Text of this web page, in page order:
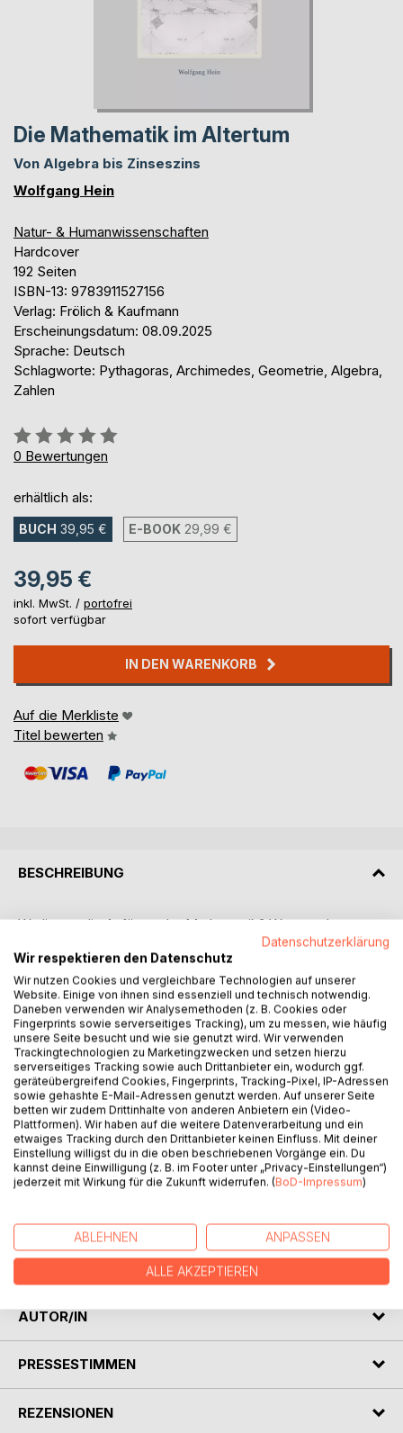
Die Mathematik im Altertum
Von Algebra bis Zinseszins
Wolfgang Hein
Natur- & Humanwissenschaften
Hardcover
192 Seiten
ISBN-13: 9783911527156
Verlag: Frölich & Kaufmann
Erscheinungsdatum: 08.09.2025
Sprache: Deutsch
Schlagworte: Pythagoras, Archimedes, Geometrie, Algebra,
Zahlen
Bewertung::
0%
0 Bewertungen
erhältlich als:
BUCH 39,95 € E-BOOK 29,99 €
39,95 €
inkl. MwSt. / portofrei
sofort verfügbar
IN DEN WARENKORB
Auf die Merkliste
Titel bewerten
BESCHREIBUNG
Wo liegen die Anfänge der Mathematik? Wann und wo
entstanden Arithmetik und Geometrie? Mathematik wie wir
sie heute kennen und in nahezu allen Lebensbereichen
bewusst oder unbewusst anwenden, beginnt nach
landläufiger Meinung im klassischen Griechenland. Doch
die Anfänge der Mathematik reichen weiter zurück bis zu
den antiken Hochkulturen von Mesopotamien und Ägypten.
Wolfgang Hein nimmt den Leser mit auf eine Reise zu
diesen alten Kulturen und unternimmt dabei auch Abstecher
nach Indien und China. Doch nicht nur dort beschäftigte
man sich schon früh mit Zahlen und mathematischen
Problemen und so führt die Reise durch die
Mathematikgeschichte bis nach Afrika und Amerika, etwa
zu den alten Hochkulturen der Inka.
Der Autor bietet dabei nicht nur eine grundlegende
Querbezüge zwischen den mathematischen
Wissenschaften und anderen Bereichen des antiken
AUTOR/IN
PRESSESTIMMEN
REZENSIONEN
Datenschutzerklärung
Wir respektieren den Datenschutz
Wir nutzen Cookies und vergleichbare Technologien auf unserer
Website. Einige von ihnen sind essenziell und technisch notwendig.
Daneben verwenden wir Analysemethoden (z. B. Cookies oder
Fingerprints sowie serverseitiges Tracking), um zu messen, wie häufig
unsere Seite besucht und wie sie genutzt wird. Wir verwenden
Trackingtechnologien zu Marketingzwecken und setzen hierzu
serverseitiges Tracking sowie auch Drittanbieter ein, wodurch ggf.
geräteübergreifend Cookies, Fingerprints, Tracking-Pixel, IP-Adressen
sowie gehashte E-Mail-Adressen genutzt werden. Auf unserer Seite
betten wir zudem Drittinhalte von anderen Anbietern ein (Video-
Plattformen). Wir haben auf die weitere Datenverarbeitung und ein
etwaiges Tracking durch den Drittanbieter keinen Einfluss. Mit deiner
Einstellung willigst du in die oben beschriebenen Vorgänge ein. Du
kannst deine Einwilligung (z. B. im Footer unter „Privacy-Einstellungen“)
jederzeit mit Wirkung für die Zukunft widerrufen. (BoD-Impressum)
ABLEHNEN ANPASSEN
ALLE AKZEPTIEREN